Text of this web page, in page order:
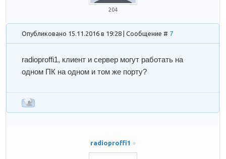
204
Опубликовано 15.11.2016 в 19:28 | Сообщение # 7
radioproffi1, клиент и сервер могут работать на
одном ПК на одном и том же порту?
radioproffi1